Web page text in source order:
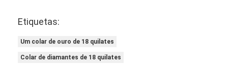
Etiquetas:
Um colar de ouro de 18 quilates
Colar de diamantes de 18 quilates